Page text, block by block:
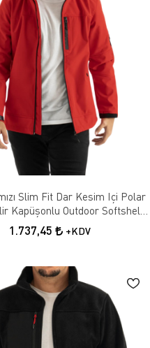
Slim Fit Dar Kesim Içi Polar
Kapüşonlu Outdoor Softshell
Mont
1.737,45 +KDV